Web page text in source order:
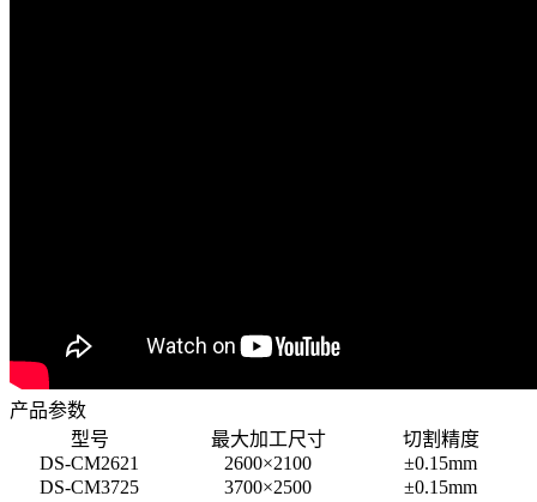
产品参数
型号
最大加工尺寸
切割精度
DS-CM2621
2600×2100 ±0.15mm
DS-CM3725
3700×2500 ±0.15mm